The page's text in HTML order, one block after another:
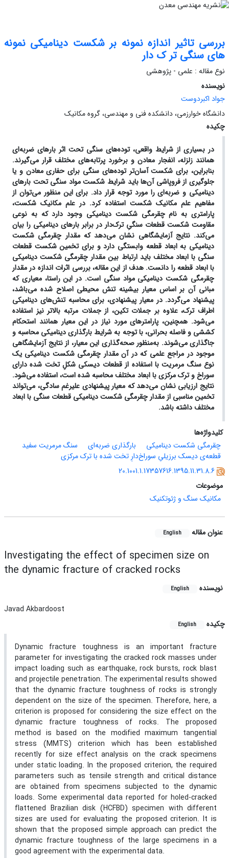
بررسی تاثیر اندازه نمونه بر شکست دینامیکی نمونه
های سنگی تر ک دار
نوع مقاله : علمی - پژوهشی
نویسنده
جواد اکبردوست
دانشگاه خوارزمی، دانشکده فنی و مهندسی، گروه مکانیک
چکیده
در بسیاری از شرایط واقعی، توده‌های سنگی تحت اثر بارهای ضربه‌ای
همانند زلزله، انفجار معادن و برخورد پرتابه‌های مختلف قرار می‌گیرند.
بنابراین، برای شکست آسان‌تر توده‌های سنگی برای حفاری معادن و یا
جلوگیری از فروپاشی آن‌ها باید شرایط شکست مواد سنگی تحت بارهای
دینامیکی و ضربه‌ای را مورد توجه قرار داد. برای این منظور می‌توان از
مفاهیم علم مکانیک شکست استفاده کرد. در علم مکانیک شکست،
پارامتری به نام چقرمگی شکست دینامیکی وجود دارد که به نوعی
مقاومت شکست قطعات سنگیِ ترک‌دار در برابر بارهای دینامیکی را بیان
می‌کند. نتایج آزمایشگاهی نشان می‌دهد که مقدار چقرمگی شکست
دینامیکی به ابعاد قطعه وابستگی دارد و برای تخمین شکست قطعات
سنگی با ابعاد مختلف باید ارتباط بین مقدار چقرمگی شکست دینامیکی
با ابعاد قطعه را دانست. هدف از این مقاله، بررسی اثرات اندازه در مقدار
چقرمگی شکست دینامیکی مواد سنگی است. در این راستا، معیاری که
مبانی آن بر اساس معیار بیشینه تنش محیطی اصلاح شده می‌باشد،
پیشنهاد می‌گردد. در معیار پیشنهادی، برای محاسبه تنش‌های دینامیکی
اطراف ترک، علاوه بر جملات تکین، از جملات مرتبه بالاتر نیز استفاده
می‌شود. همچنین، پارامترهای مورد نیاز در این معیار همانند استحکام
کششی و فاصله بحرانی، با توجه به شرایط بارگذاری دینامیکی محاسبه و
جاگذاری می‌شوند. به‌منظور صحه‌گذاری این معیار، از نتایج آزمایشگاهی
موجود در مراجع علمی که در آن مقدار چقرمگی شکست دینامیکی یک
نوع سنگ مرمریت با استفاده از قطعات دیسکی شکلِ تخت شده دارای
سوراخ و ترک مرکزی با ابعاد مختلف محاسبه شده است، استفاده می‌شود.
نتایج ارزیابی نشان می‌دهد که معیار پیشنهادی علیرغم سادگی، می‌تواند
تخمین مناسبی از مقدار چقرمگی شکست دینامیکی قطعات سنگی با ابعاد
مختلف داشته باشد.
کلیدواژه‌ها
چقرمگی شکست دینامیکی
بارگذاری ضربه‌ای
سنگ مرمریت سفید
قطعه‌ی دیسک برزیلیِ سوراخ‌دارِ تخت شده با ترک مرکزی
20.1001.1.17357616.1395.11.31.8.6
موضوعات
مکانیک سنگ و ژئوتکنیک
عنوان مقاله English
Investigating the effect of specimen size on
the dynamic fracture of cracked rocks
نویسنده English
Javad Akbardoost
چکیده
English
Dynamic fracture toughness is an important fracture
parameter for investigating the cracked rock masses under
impact loading such as earthquake, rock bursts, rock blast
and projectile penetration. The experimental results showed
that the dynamic fracture toughness of rocks is strongly
dependent on the size of the specimen. Therefore, here, a
criterion is proposed for considering the size effect on the
dynamic fracture toughness of rocks. The proposed
method is based on the modified maximum tangential
stress (MMTS) criterion which has been established
recently for size effect analysis on the crack specimens
under static loading. In the proposed criterion, the required
parameters such as tensile strength and critical distance
are obtained from specimens subjected to the dynamic
loads. Some experimental data reported for holed-cracked
flattened Brazilian disk (HCFBD) specimen with different
sizes are used for evaluating the proposed criterion. It is
shown that the proposed simple approach can predict the
dynamic fracture toughness of the large specimens in a
good agreement with the experimental data.